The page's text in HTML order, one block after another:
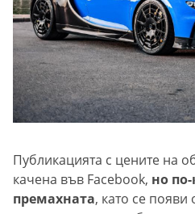
Публикацията с цените на
качена във Facebook, но
премахната, като се появи